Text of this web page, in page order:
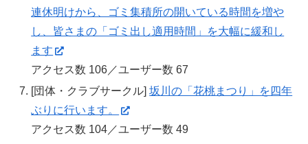
連休明けから、ゴミ集積所の開いている時間を増や
し、皆さまの「ゴミ出し適用時間」を大幅に緩和し
ます
アクセス数 106／ユーザー数 67
[団体・クラブサークル]坂川の「花桃まつり」を四年
ぶりに行います。
アクセス数 104／ユーザー数 49